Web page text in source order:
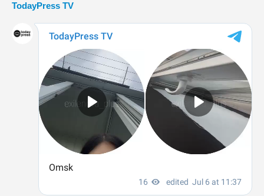
TodayPress TV